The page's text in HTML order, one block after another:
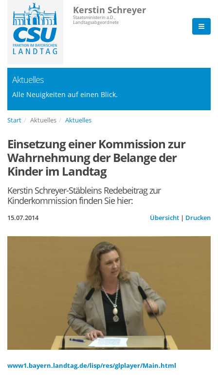
Kerstin Schreyer
Staatsministerin a.D.,
Landtagsabgeordnete
Aktuelles
Alle Neuigkeiten auf einen Blick.
Start Aktuelles Aktuelles
Einsetzung einer Kommission zur
Wahrnehmung der Belange der
Kinder im Landtag
Kerstin Schreyer-Stäbleins Redebeitrag zur
Kinderkommission finden Sie hier:
15.07.2014 Übersicht | Drucken
www1.bayern.landtag.de/lisp/res/glplayer/Main.html